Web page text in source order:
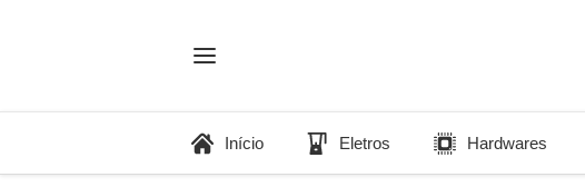
Início Eletros Hardwares